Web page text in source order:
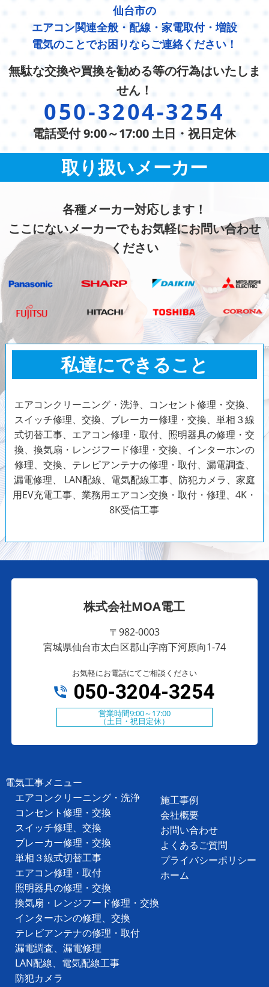
仙台市の
エアコン関連全般・配線・家電取付・増設
電気のことでお困りならご連絡ください！
無駄な交換や買換を勧める等の行為はいたしま
せん！
050-3204-3254
電話受付 9:00～17:00 土日・祝日定休
取り扱いメーカー
各種メーカー対応します！
ここにないメーカーでもお気軽にお問い合わせ
ください
私達にできること
エアコンクリーニング・洗浄、コンセント修理・交換、
スイッチ修理、交換、ブレーカー修理・交換、単相３線
式切替工事、エアコン修理・取付、照明器具の修理・交
換、換気扇・レンジフード修理・交換、インターホンの
修理、交換、テレビアンテナの修理・取付、漏電調査、
漏電修理、 LAN配線、電気配線工事、防犯カメラ、家庭
用EV充電工事、業務用エアコン交換・取付・修理、4K・
8K受信工事
株式会社MOA電工
〒982-0003
宮城県仙台市太白区郡山字南下河原向1-74
お気軽にお電話にてご相談ください
050-3204-3254
営業時間9:00～17:00
（土日・祝日定休）
電気工事メニュー
エアコンクリーニング・洗浄
コンセント修理・交換
スイッチ修理、交換
ブレーカー修理・交換
単相３線式切替工事
エアコン修理・取付
照明器具の修理・交換
換気扇・レンジフード修理・交換
インターホンの修理、交換
テレビアンテナの修理・取付
漏電調査、漏電修理
LAN配線、電気配線工事
防犯カメラ
施工事例
会社概要
お問い合わせ
よくあるご質問
プライバシーポリシー
ホーム